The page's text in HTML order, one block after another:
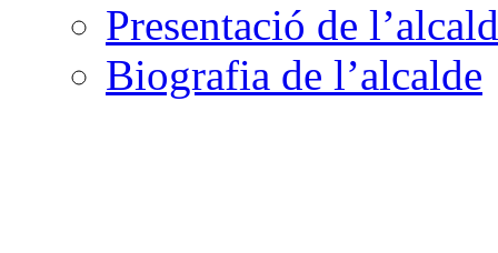
Presentació de
Biografia de l’alcalde